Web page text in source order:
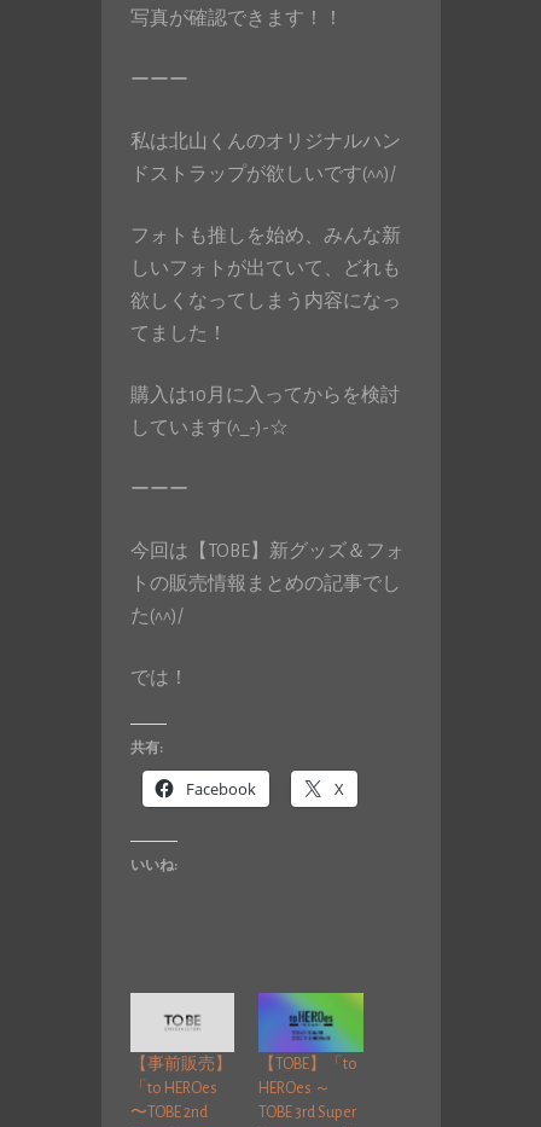
写真が確認できます！！
ーーー
私は北山くんのオリジナルハン
ドストラップが欲しいです(^^)/
フォトも推しを始め、みんな新
しいフォトが出ていて、どれも
欲しくなってしまう内容になっ
てました！
購入は10月に入ってからを検討
しています(^_-)-☆
ーーー
今回は【TOBE】新グッズ＆フォ
トの販売情報まとめの記事でし
た(^^)/
では！
共有:
Facebook X
いいね:
【事前販売】
「to HEROes
〜TOBE 2nd
【TOBE】「to
HEROes ～
TOBE 3rd Super